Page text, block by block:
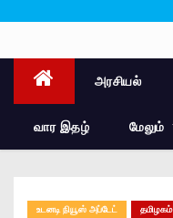
அரசியல்
வார இதழ் மேலும்
உடனடி நியூஸ் அப்டேட் தமிழகம்